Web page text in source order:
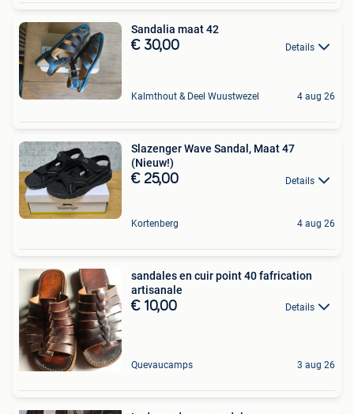
Sandalia maat 42
€ 30,00 Details
Kalmthout & Deel Wuustwezel 4 aug 26
Slazenger Wave Sandal, Maat 47
(Nieuw!)
€ 25,00 Details
Kortenberg 4 aug 26
sandales en cuir point 40 fafrication
artisanale
€ 10,00 Details
Quevaucamps 3 aug 26